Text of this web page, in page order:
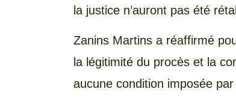
la justice n’auront pas été
Zanins Martins a réaffirmé
la légitimité du procès et la
aucune condition imposée